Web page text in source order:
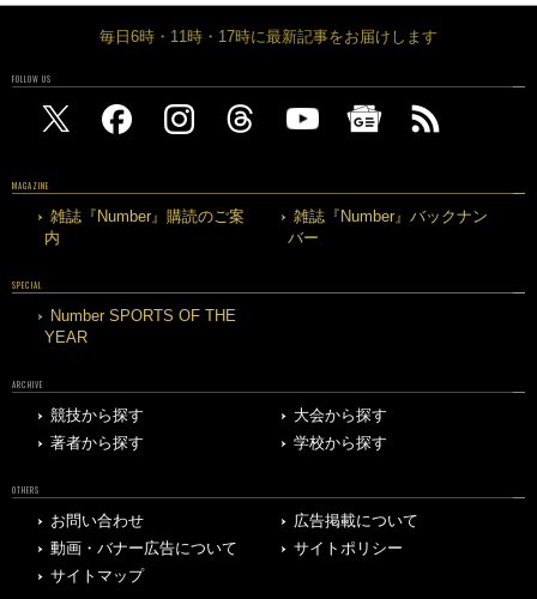
毎日6時・11時・17時に最新記事をお届けします
FOLLOW US
MAGAZINE
雑誌『Number』購読のご案
内
雑誌『Number』バックナン
バー
SPECIAL
Number SPORTS OF THE
YEAR
ARCHIVE
競技から探す
大会から探す
著者から探す
学校から探す
OTHERS
お問い合わせ
広告掲載について
動画・バナー広告について
サイトポリシー
サイトマップ